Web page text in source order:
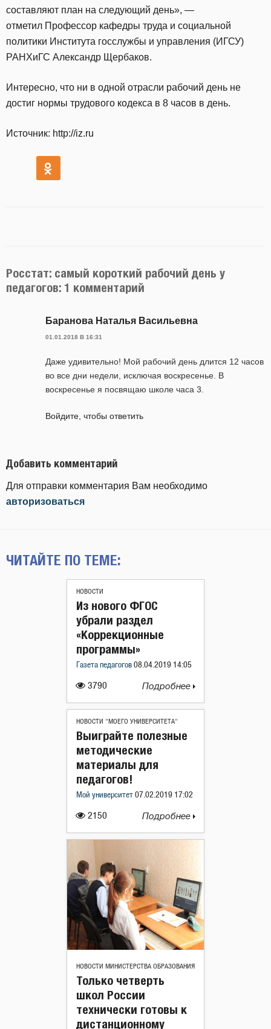
составляют план на следующий день», —
отметил Профессор кафедры труда и социальной
политики Института госслужбы и управления (ИГСУ)
РАНХиГС Александр Щербаков.
Интересно, что ни в одной отрасли рабочий день не
достиг нормы трудового кодекса в 8 часов в день.
Источник: http://iz.ru
Росстат: самый короткий рабочий день у
педагогов: 1 комментарий
Баранова Наталья Васильевна
01.01.2018 В 16:31
Даже удивительно! Мой рабочий день длится 12 часов
во все дни недели, исключая воскресенье. В
воскресенье я посвящаю школе часа 3.
Войдите, чтобы ответить
Добавить комментарий
Для отправки комментария Вам необходимо
авторизоваться
ЧИТАЙТЕ ПО ТЕМЕ:
НОВОСТИ
3790
Из нового ФГОС
убрали раздел
«Коррекционные
программы»
Газета педагогов 08.04.2019 14:05
Подробнее
НОВОСТИ "МОЕГО УНИВЕРСИТЕТА"
2150
Выиграйте полезные
методические
материалы для
педагогов!
Мой университет 07.02.2019 17:02
Подробнее
НОВОСТИ МИНИСТЕРСТВА ОБРАЗОВАНИЯ
Только четверть
школ России
технически готовы к
дистанционному